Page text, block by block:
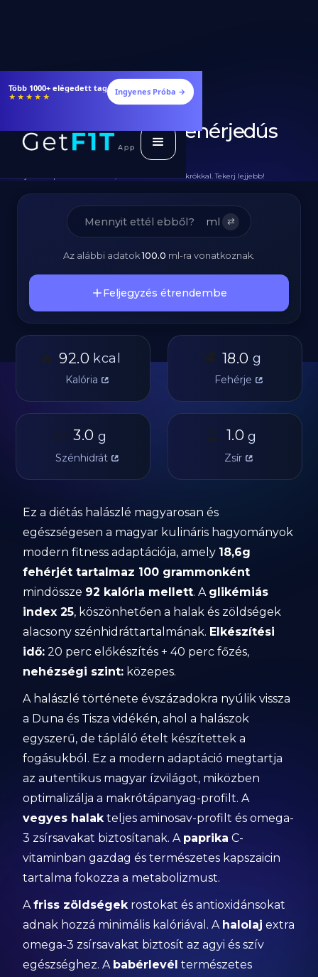
Étrendek, receptek és edzéstervek
★★★★★ Ingyenes Próba →
Diétás Halászlé - Fehérjedús
Magyaros Recept
Teljes Recept Hozzávalókkal, Elkészítéssel és Makrókkal. Tekerj lejjebb!
ml ⇄
Az alábbi adatok100.0 ml -ra vonatkoznak.
Feljegyzés étrendembe
🔥 92.0 kcal
Kalória
🥩 18.0 g
Fehérje
🥔 3.0 g
Szénhidrát
🫒 1.0 g
Zsír
Ez a diétás halászlé magyarosan és
egészségesen a magyar kulináris hagyományok
modern fitness adaptációja, amely 18,6g
fehérjét tartalmaz 100 grammonként
mindössze 92 kalória mellett. A glikémiás
index 25, köszönhetően a halak és zöldségek
alacsony szénhidráttartalmának. Elkészítési
idő: 20 perc előkészítés + 40 perc főzés,
nehézségi szint: közepes.
A halászlé története évszázadokra nyúlik vissza
a Duna és Tisza vidékén, ahol a halászok
egyszerű, de tápláló ételt készítettek a
fogásukból. Ez a modern adaptáció megtartja
az autentikus magyar ízvilágot, miközben
optimalizálja a makrótápanyag-profilt. A
vegyes halakteljes aminosav-profilt és omega-
3 zsírsavakat biztosítanak. A paprika C-
vitaminban gazdag és természetes kapszaicin
tartalma fokozza a metabolizmust.
Afriss zöldségekrostokat és antioxidánsokat
adnak hozzá minimális kalóriával. A halolaj extra
omega-3 zsírsavakat biztosít az agyi és szív
egészséghez. A babérlevél természetes